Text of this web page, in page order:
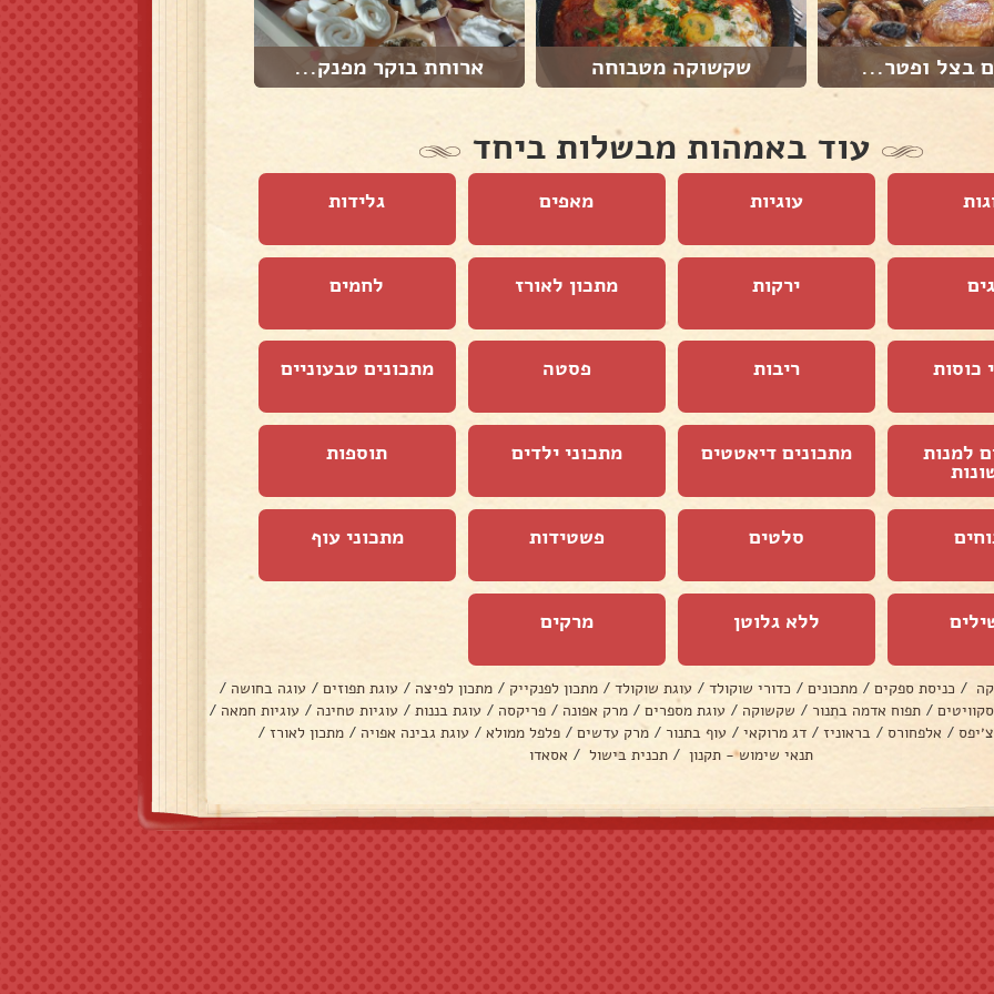
בצל ופטר... שקשוקה מטבוחה ארוחת בוקר מפנק...
עוד באמהות מבשלות ביחד
עוגיות מאפים גלידות
ירקות מתכון לאורז לחמים
כוסות ריבות פסטה מתכונים טבעוניים
למנות מתכונים דיאטטים מתכוני ילדים תוספות
סלטים פשטידות מתכוני עוף
ללא גלוטן מרקים
/ כניסת ספקים / מתכונים / כדורי שוקולד / עוגת שוקולד / מתכון לפנקייק / מתכון לפיצה / עוגת תפוזים / עוגה בחושה /
/ תפוח אדמה בתנור / שקשוקה / עוגת מספרים / מרק אפונה / פריקסה / עוגת בננות / עוגיות טחינה / עוגיות חמאה /
/ אלפחורס / בראוניז / דג מרוקאי / עוף בתנור / מרק עדשים / פלפל ממולא / עוגת גבינה אפויה / מתכון לאורז /
תנאי שימוש - תקנון / תכנית בישול / אסאדו